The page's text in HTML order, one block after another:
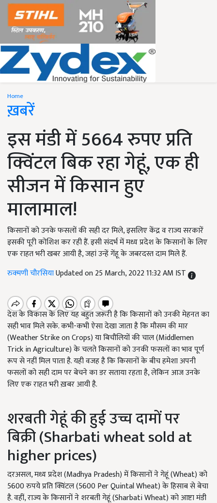
Home
ख़बरें
इस मंडी में 5664 रुपए प्रति
क्विंटल बिक रहा गेहूं, एक ही
सीजन में किसान हुए
मालामाल!
किसानों को उनके फसलों की सही दर मिले, इसलिए केंद्र व राज्य सरकारें
इसकी पूरी कोशिश कर रही हैं. इसी संदर्भ में मध्य प्रदेश के किसानों के लिए
एक राहत भरी खबर आयी है, जहां उन्हें गेंहू के जबरदस्त दाम मिले हैं.
रुक्मणी चौरसियाUpdated on 25 March, 2022 11:32 AM IST
देश के विकास के लिए यह बहुत जरूरी है कि किसानों को उनकी मेहनत का
सही भाव मिले सके. कभी-कभी ऐसा देखा जाता है कि मौसम की मार
(Weather Strike on Crops) या बिचौलियों की चाल (Middlemen
Trick in Agriculture) के चलते किसानों को उनकी फसलों का भाव पूर्ण
रूप से नहीं मिल पाता है. यही वजह है कि किसानों के बीच हमेशा अपनी
फसलों को सही दाम पर बेचने का डर सताया रहता है, लेकिन आज उनके
लिए एक राहत भरी ख़बर आयी है.
शरबती गेहूं की हुई उच्च दामों पर
बिक्री (Sharbati wheat sold at
higher prices)
दरअसल, मध्य प्रदेश (Madhya Pradesh) में किसानों ने गेहूं (Wheat) को
5600 रुपये प्रति क्विंटल (5600 Per Quintal Wheat) के हिसाब से बेचा
है. वहीं, राज्य के किसानों ने शरबती गेहूं (Sharbati Wheat) को आष्टा मंडी